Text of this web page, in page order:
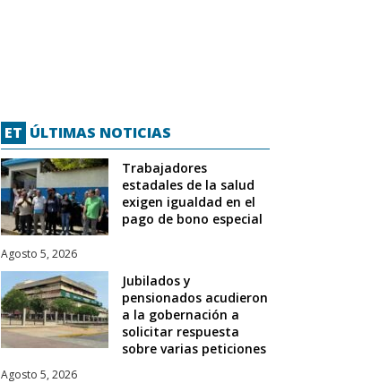
ET ÚLTIMAS NOTICIAS
Trabajadores
estadales de la salud
exigen igualdad en el
pago de bono especial
Agosto 5, 2026
Jubilados y
pensionados acudieron
a la gobernación a
solicitar respuesta
sobre varias peticiones
Agosto 5, 2026